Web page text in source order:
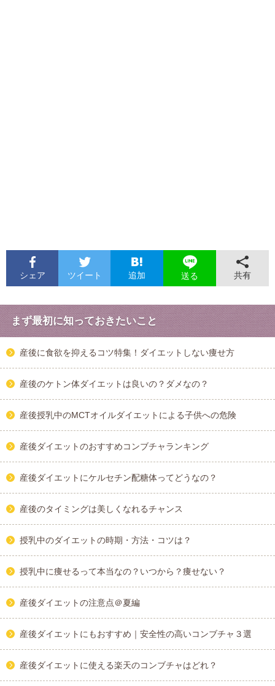
シェア ツイート 追加 送る 共有
まず最初に知っておきたいこと
産後に食欲を抑えるコツ特集！ダイエットしない痩せ方
産後のケトン体ダイエットは良いの？ダメなの？
産後授乳中のMCTオイルダイエットによる子供への危険
産後ダイエットのおすすめコンブチャランキング
産後ダイエットにケルセチン配糖体ってどうなの？
産後のタイミングは美しくなれるチャンス
授乳中のダイエットの時期・方法・コツは？
授乳中に痩せるって本当なの？いつから？痩せない？
産後ダイエットの注意点＠夏編
産後ダイエットにもおすすめ｜安全性の高いコンブチャ３選
産後ダイエットに使える楽天のコンブチャはどれ？